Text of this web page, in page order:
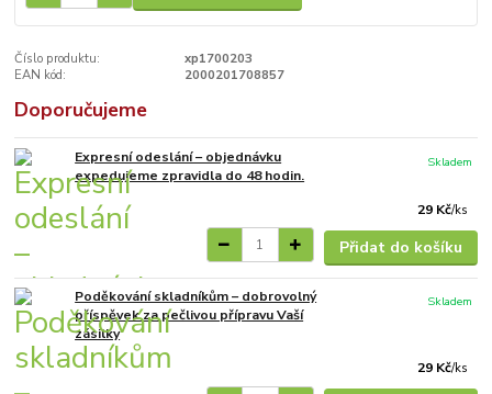
Číslo produktu:
xp1700203
EAN kód:
2000201708857
Doporučujeme
Expresní odeslání – objednávku
expedujeme zpravidla do 48 hodin.
29 Kč/ks
Skladem
Přidat do košíku
Poděkování skladníkům – dobrovolný
příspěvek za pečlivou přípravu Vaší
zásilky
29 Kč/ks
Skladem